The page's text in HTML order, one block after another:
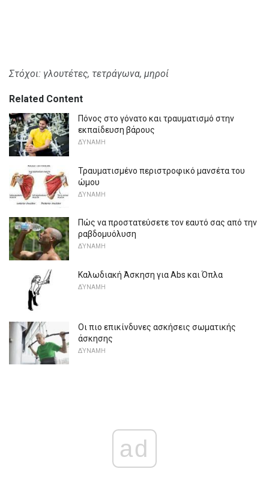
Στόχοι: γλουτέτες, τετράγωνα, μηροί
Related Content
Πόνος στο γόνατο και τραυματισμό στην
εκπαίδευση βάρους
ΔΎΝΑΜΗ
Τραυματισμένο περιστροφικό μανσέτα του
ώμου
ΔΎΝΑΜΗ
Πώς να προστατεύσετε τον εαυτό σας από την
ραβδομυόλυση
ΔΎΝΑΜΗ
Καλωδιακή Άσκηση για Abs και Όπλα
ΔΎΝΑΜΗ
Οι πιο επικίνδυνες ασκήσεις σωματικής
άσκησης
ΔΎΝΑΜΗ
ad